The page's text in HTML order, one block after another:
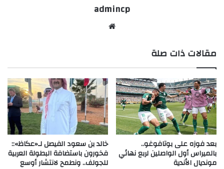
admincp
مقالات ذات صلة
بعد فوزه على بوتافوغو..
بالميراس أول الواصلين لربع نهائي
مونديال الأندية
خالد بن سعود الفيصل لـ«عكاظ»::
فخورون باستضافة البطولة العربية
للجولف.. ونطمح لانتشار أوسع